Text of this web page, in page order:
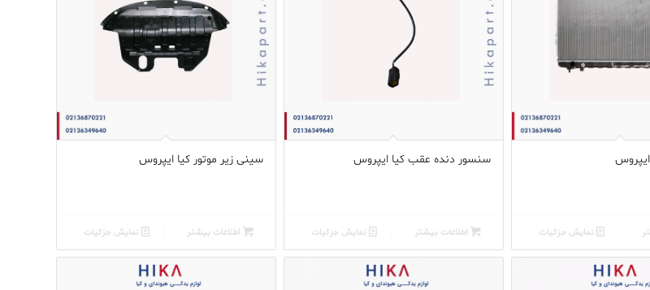
ایپروس
نمایش جزئیات
سنسور دنده عقب کیا ایپروس
اطلاعات بیشتر نمایش جزئیات
سینی زیر موتور کیا ایپروس
اطلاعات بیشتر نمایش جزئیات